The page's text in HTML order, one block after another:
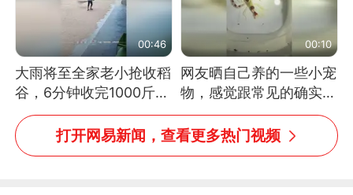
00:46
大雨将至全家老小抢收稻
谷，6分钟收完1000斤，
没有一个人掉链子
00:10
网友晒自己养的一些小宠
物，感觉跟常见的确实有
些不一样
打开网易新闻，查看更多热门视频